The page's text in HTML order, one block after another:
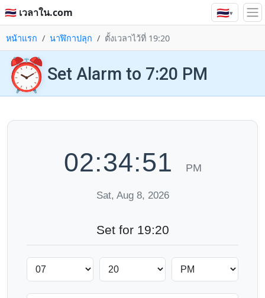
🇹🇭 เวลาใน.com 🇹🇭▾
หน้าแรก นาฬิกาปลุก ตั้งเวลาไว้ที่ 19:20
⏰ Set Alarm to 7:20 PM
02:34:51 PM
Sat, Aug 8, 2026
Set for 19:20